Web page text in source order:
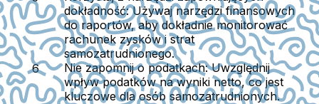
dokładność:Używaj narzędzi finansowych
do raportów, aby dokładnie monitorować
rachunek zysków i strat
samozatrudnionego.
Nie zapomnij o podatkach:Uwzględnij
wpływ podatków na wyniki netto, co jest
kluczowe dla osób samozatrudnionych.